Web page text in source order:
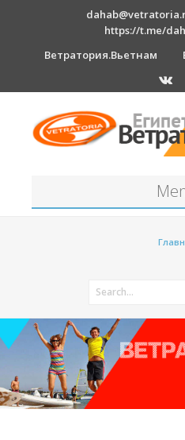
https://t.me/
Ветратория.Вьетнам
Как к нам
Отель
Прогноз